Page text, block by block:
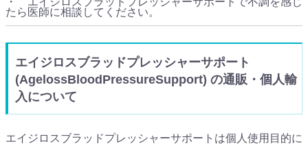
たら医師に相談してください。
エイジロスブラッドプレッシャーサポート
(AgelossBloodPressureSupport) の通販・個人輸
入について
エイジロスブラッドプレッシャーサポートは個人使用目的に